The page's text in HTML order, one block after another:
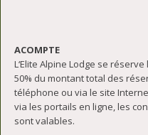
ACOMPTE
L‘Elite Alpine Lodge se
50% du montant total des
téléphone ou via le site
via les portails en ligne, les
sont valables.